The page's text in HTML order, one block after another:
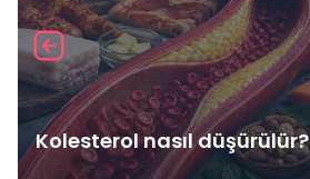
Kolesterol nasıl düşürülür?